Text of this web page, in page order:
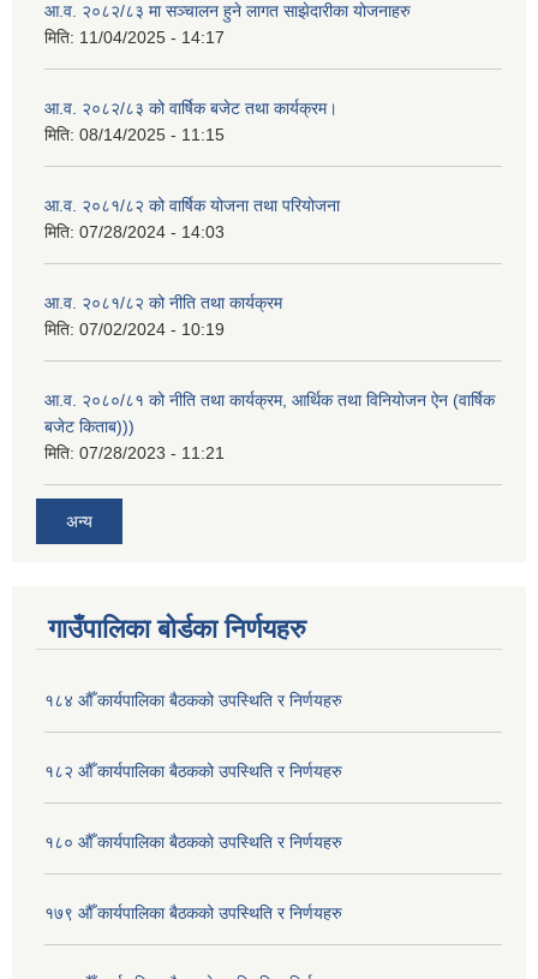
आ.व. २०८२/८३ मा सञ्चालन हुने लागत साझेदारीका योजनाहरु
मिति: 11/04/2025 - 14:17
आ.व. २०८२/८३ को वार्षिक बजेट तथा कार्यक्रम।
मिति: 08/14/2025 - 11:15
आ.व. २०८१/८२ को वार्षिक योजना तथा परियोजना
मिति: 07/28/2024 - 14:03
आ.व. २०८१/८२ को नीति तथा कार्यक्रम
मिति: 07/02/2024 - 10:19
आ.व. २०८०/८१ को नीति तथा कार्यक्रम, आर्थिक तथा विनियोजन ऐन (वार्षिक
बजेट किताब)))
मिति: 07/28/2023 - 11:21
अन्य
गाउँपालिका बोर्डका निर्णयहरु
१८४ औँ कार्यपालिका बैठकको उपस्थिति र निर्णयहरु
१८२ औँ कार्यपालिका बैठकको उपस्थिति र निर्णयहरु
१८० औँ कार्यपालिका बैठकको उपस्थिति र निर्णयहरु
१७९ औँ कार्यपालिका बैठकको उपस्थिति र निर्णयहरु